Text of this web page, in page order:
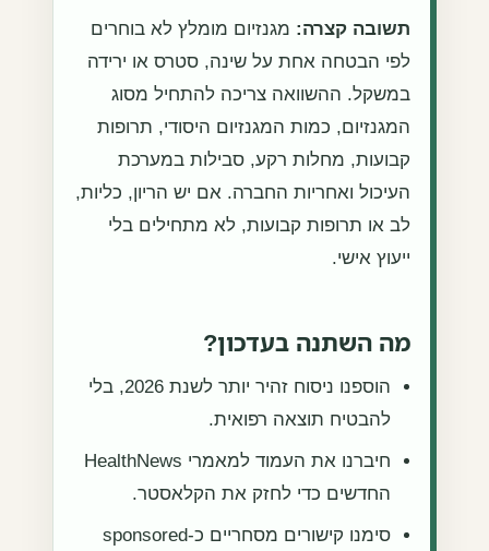
תשובה קצרה: מגנזיום מומלץ לא בוחרים
לפי הבטחה אחת על שינה, סטרס או ירידה
במשקל. ההשוואה צריכה להתחיל מסוג
המגנזיום, כמות המגנזיום היסודי, תרופות
קבועות, מחלות רקע, סבילות במערכת
העיכול ואחריות החברה. אם יש הריון, כליות,
לב או תרופות קבועות, לא מתחילים בלי
ייעוץ אישי.
מה השתנה בעדכון?
הוספנו ניסוח זהיר יותר לשנת 2026, בלי
להבטיח תוצאה רפואית.
חיברנו את העמוד למאמרי HealthNews
החדשים כדי לחזק את הקלאסטר.
סימנו קישורים מסחריים כ-sponsored